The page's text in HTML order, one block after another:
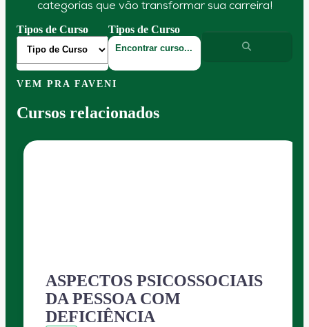
categorias que vão transformar sua carreira!
Tipos de Curso Tipos de Curso
VEM PRA FAVENI
Cursos relacionados
ASPECTOS PSICOSSOCIAIS
DA PESSOA COM
DEFICIÊNCIA